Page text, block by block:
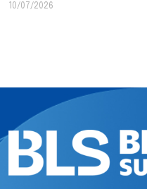
10/07/2026